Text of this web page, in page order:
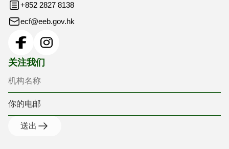
+852 2827 8138
ecf@eeb.gov.hk
关注我们
机构名称
你的电邮
送出